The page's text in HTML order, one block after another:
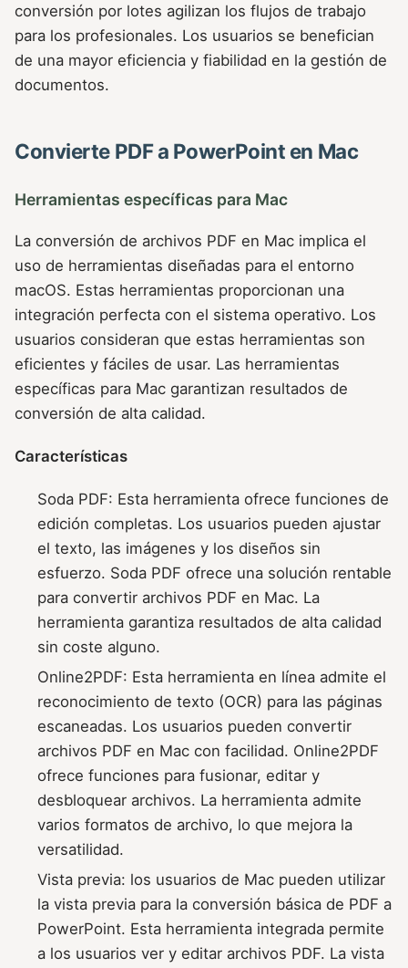
conversión por lotes agilizan los flujos de trabajo
para los profesionales. Los usuarios se benefician
de una mayor eficiencia y fiabilidad en la gestión de
documentos.
Convierte PDF a PowerPoint en Mac
Herramientas específicas para Mac
La conversión de archivos PDF en Mac implica el
uso de herramientas diseñadas para el entorno
macOS. Estas herramientas proporcionan una
integración perfecta con el sistema operativo. Los
usuarios consideran que estas herramientas son
eficientes y fáciles de usar. Las herramientas
específicas para Mac garantizan resultados de
conversión de alta calidad.
Características
Soda PDF: Esta herramienta ofrece funciones de
edición completas. Los usuarios pueden ajustar
el texto, las imágenes y los diseños sin
esfuerzo. Soda PDF ofrece una solución rentable
para convertir archivos PDF en Mac. La
herramienta garantiza resultados de alta calidad
sin coste alguno.
Online2PDF: Esta herramienta en línea admite el
reconocimiento de texto (OCR) para las páginas
escaneadas. Los usuarios pueden convertir
archivos PDF en Mac con facilidad. Online2PDF
ofrece funciones para fusionar, editar y
desbloquear archivos. La herramienta admite
varios formatos de archivo, lo que mejora la
versatilidad.
Vista previa: los usuarios de Mac pueden utilizar
la vista previa para la conversión básica de PDF a
PowerPoint. Esta herramienta integrada permite
a los usuarios ver y editar archivos PDF. La vista